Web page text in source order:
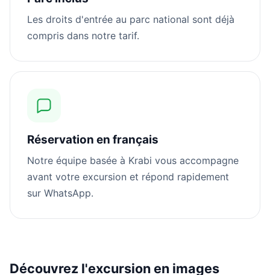
Les droits d'entrée au parc national sont déjà
compris dans notre tarif.
Réservation en français
Notre équipe basée à Krabi vous accompagne
avant votre excursion et répond rapidement
sur WhatsApp.
Découvrez l'excursion en images